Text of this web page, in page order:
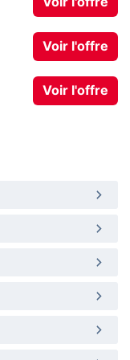
Voir l'offre
Voir l'offre
Voir l'offre